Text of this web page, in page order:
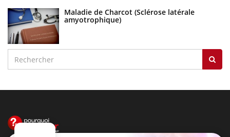
Maladie de Charcot (Sclérose latérale
amyotrophique)